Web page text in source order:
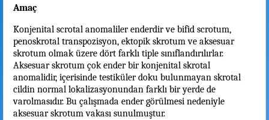
Amaç
Konjenital scrotal anomaliler enderdir ve bifid scrotum,
penoskrotal transpozisyon, ektopik skrotum ve aksesuar
skrotum olmak üzere dört farklı tiple sınıflandırılırlar.
Aksesuar skrotum çok ender bir konjenital skrotal
anomalidir, içerisinde testiküler doku bulunmayan skrotal
cildin normal lokalizasyonundan farklı bir yerde de
varolmasıdır. Bu çalışmada ender görülmesi nedeniyle
aksesuar skrotum vakası sunulmuştur.